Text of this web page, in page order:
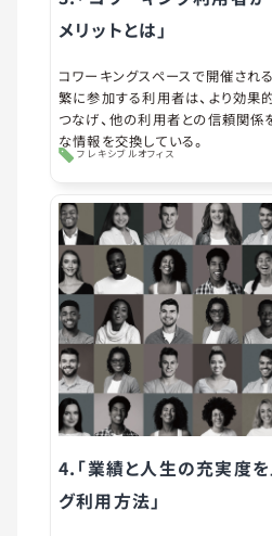
メリットとは」
コワーキングスペースで開催され
繁に参加する利用者は、より効果
つなげ、他の利用者との信頼関係
な情報を交換している。
フレキシブルオフィス
4.「業績と人生の充実度
グ利用方法」